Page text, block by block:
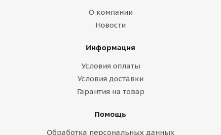
О компании
Новости
Информация
Условия оплаты
Условия доставки
Гарантия на товар
Помощь
Обработка персональных данных